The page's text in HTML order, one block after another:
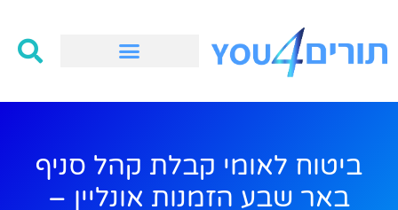
ביטוח לאומי קבלת קהל סניף
באר שבע הזמנות אונליין –